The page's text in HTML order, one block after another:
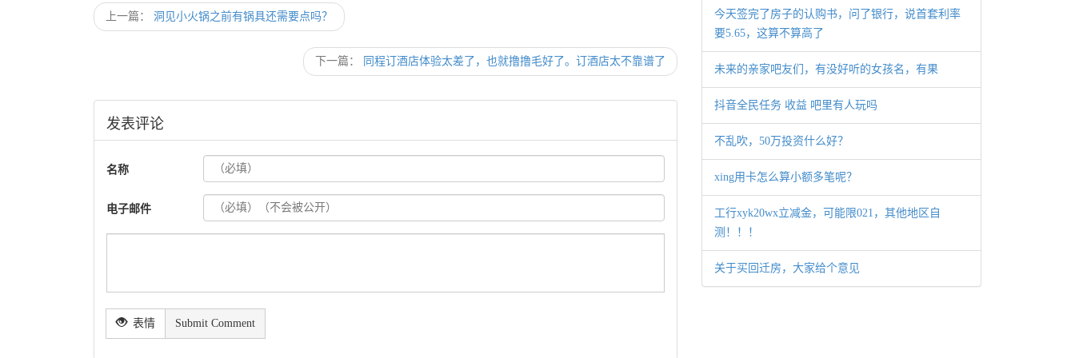
上一篇： 洞见小火锅之前有锅具还需要点吗？
下一篇： 同程订酒店体验太差了，也就撸撸毛好了。订酒店太不靠谱了
发表评论
名称
电子邮件
表情 Submit Comment
今天签完了房子的认购书，问了银行，说首套利率
要5.65，这算不算高了
未来的亲家吧友们，有没好听的女孩名，有果
抖音全民任务 收益 吧里有人玩吗
不乱吹，50万投资什么好？
xing用卡怎么算小额多笔呢？
工行xyk20wx立减金，可能限021，其他地区自
测！！！
关于买回迁房，大家给个意见